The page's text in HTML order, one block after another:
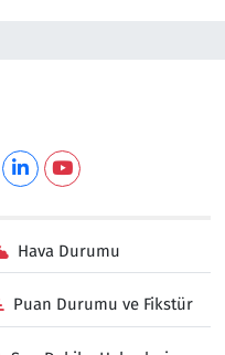
Hava Durumu
Puan Durumu ve Fikstür